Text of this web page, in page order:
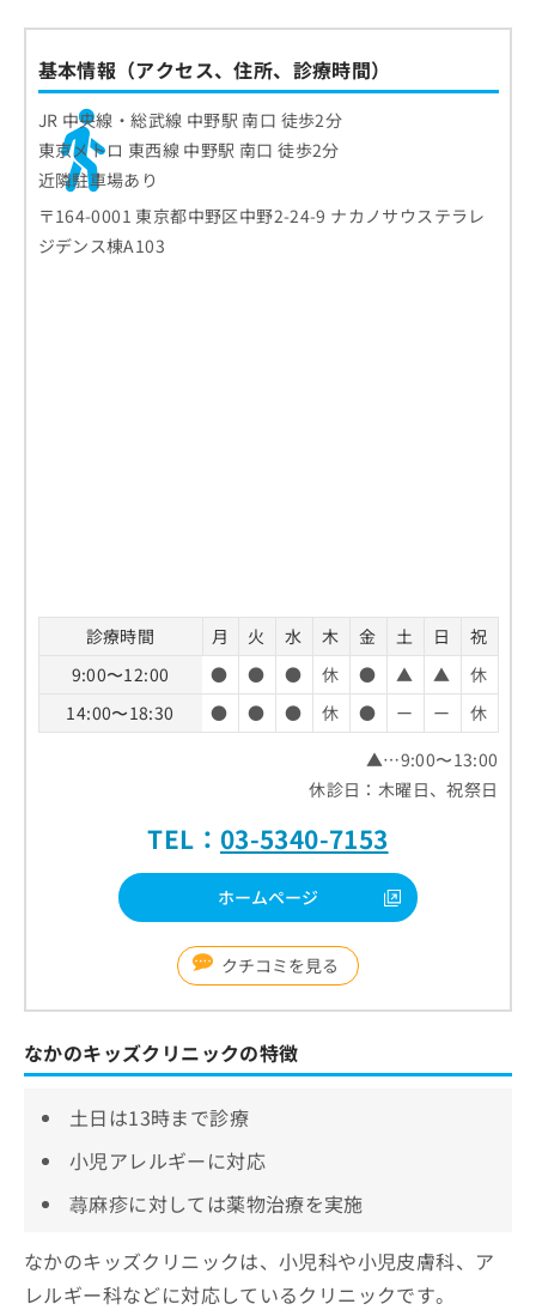
基本情報（アクセス、住所、診療時間）
JR 中央線・総武線 中野駅 南口 徒歩2分
東京メトロ 東西線 中野駅 南口 徒歩2分
近隣駐車場あり
〒164-0001 東京都中野区中野2-24-9 ナカノサウステラレ
ジデンス棟A103
診療時間 月 火 水 木 金 土 日
祝
9:00〜12:00
● ● ● 休 ● ▲ ▲
休
14:00〜18:30
● ● ● 休 ● ー ー
休
▲…9:00〜13:00
休診日：木曜日、祝祭日
TEL： 03-5340-7153
ホームページ
クチコミを見る
なかのキッズクリニックの特徴
土日は13時まで診療
小児アレルギーに対応
蕁麻疹に対しては薬物治療を実施
なかのキッズクリニックは、小児科や小児皮膚科、ア
レルギー科などに対応しているクリニックです。